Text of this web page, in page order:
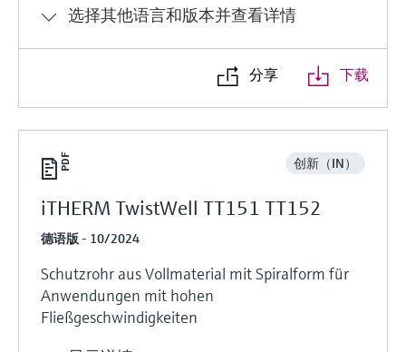
选择其他语言和版本并查看详情
分享 下载
创新（IN）
iTHERM TwistWell TT151 TT152
德语版 - 10/2024
Schutzrohr aus Vollmaterial mit Spiralform für
Anwendungen mit hohen
Fließgeschwindigkeiten